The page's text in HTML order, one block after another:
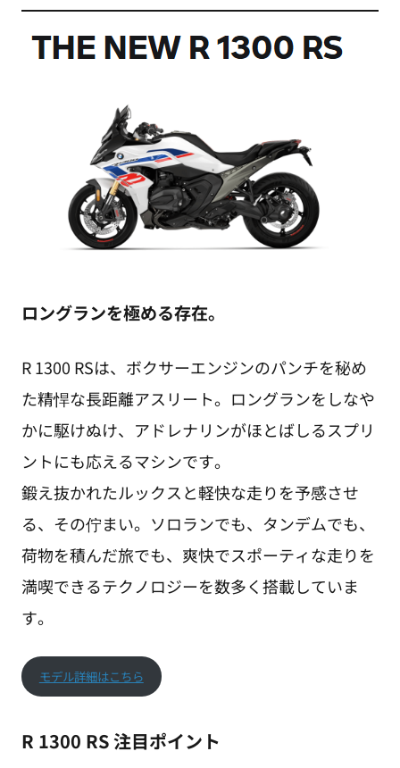
ロングランを極める存在。
R 1300 RSは、ボクサーエンジンのパンチを秘め
た精悍な長距離アスリート。ロングランをしなや
かに駆けぬけ、アドレナリンがほとばしるスプリ
ントにも応えるマシンです。
鍛え抜かれたルックスと軽快な走りを予感させ
る、その佇まい。ソロランでも、タンデムでも、
荷物を積んだ旅でも、爽快でスポーティな走りを
満喫できるテクノロジーを数多く搭載していま
す。
モデル詳細はこちら
R 1300 RS 注目ポイント